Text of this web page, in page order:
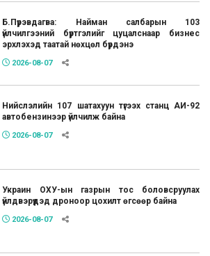
Б.Пүрэвдагва: Найман салбарын 103
үйлчилгээний бүртгэлийг цуцалснаар бизнес
эрхлэхэд таатай нөхцөл бүрдэнэ
2026-08-07
Нийслэлийн 107 шатахуун түгээх станц АИ-92
автобензинээр үйлчилж байна
2026-08-07
Украин ОХУ-ын газрын тос боловсруулах
үйлдвэрүүдэд дроноор цохилт өгсөөр байна
2026-08-07